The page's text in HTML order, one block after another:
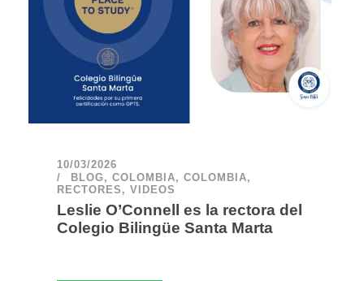
10/03/2026
BLOG, COLOMBIA, COLOMBIA,
RECTORES , VIDEOS
Leslie O’Connell es la rectora del
Colegio Bilingüe Santa Marta